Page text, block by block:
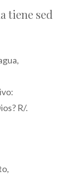
tiene sed
R/.